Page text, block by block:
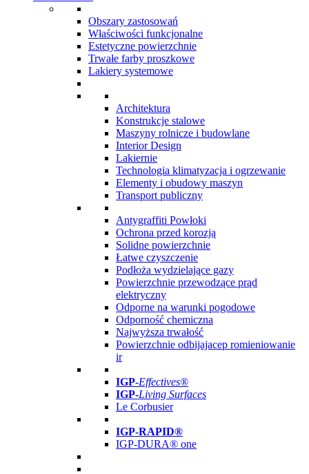
Obszary zastosowań
Właściwości funkcjonalne
Estetyczne powierzchnie
Trwałe farby proszkowe
Lakiery systemowe
Architektura
Konstrukcje stalowe
Maszyny rolnicze i budowlane
Interior Design
Lakiernie
Technologia klimatyzacja i ogrzewanie
Elementy i obudowy maszyn
Transport publiczny
Antygraffiti Powłoki
Ochrona przed korozją
Solidne powierzchnie
Łatwe czyszczenie
Podłoża wydzielające gazy
Powierzchnie przewodzące prąd
elektryczny
Odporne na warunki pogodowe
Odporność chemiczna
Najwyższa trwałość
Powierzchnie odbijajacep romieniowanie
ir
IGP-Effectives®
IGP-Living Surfaces
Le Corbusier
IGP-RAPID®
IGP-DURA® one